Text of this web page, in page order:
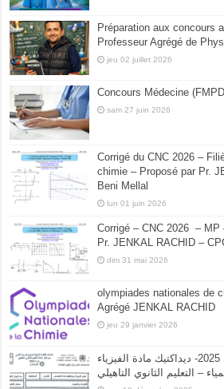
Préparation aux concours
Professeur Agrégé de
jeu 02 juillet 2026
Concours Médecine
sam 27 juin 2026
Corrigé du CNC 2026 –
chimie – Proposé par Pr.
Beni Mellal
lun 01 juin 2026
Corrigé – CNC 2026 –
Pr. JENKAL RACHID –
dim 31 mai 2026
olympiades nationales de
Agrégé JENKAL RACHID
jeu 29 janvier 2026
امتحان الكفاءة المهنية دورة 2025- ديداكتيك مادة الفيزياء
– التعليم الثانوي التاهيلي